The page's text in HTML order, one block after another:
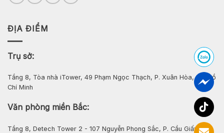
ĐỊA ĐIỂM
Trụ sở:
Tầng 8, Tòa nhà iTower, 49 Phạm Ngọc Thạch, P. Xuân Hòa, Tp. Hồ
Chí Minh
Văn phòng miền Bắc:
Tầng 8, Detech Tower 2 - 107 Nguyễn Phong Sắc, P. Cầu Giấy, Hà